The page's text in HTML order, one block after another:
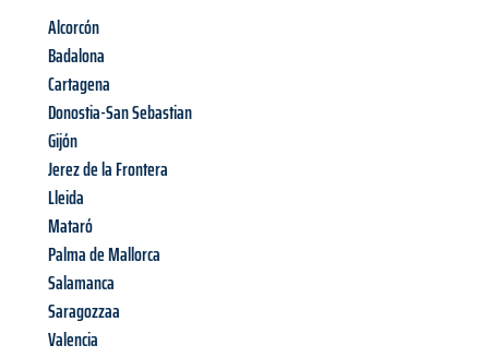
Alcorcón
Badalona
Cartagena
Donostia-San Sebastian
Gijón
Jerez de la Frontera
Lleida
Mataró
Palma de Mallorca
Salamanca
Saragozzaa
Valencia